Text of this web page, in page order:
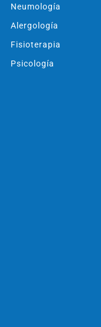
Neumología
Alergología
Fisioterapia
Psicología